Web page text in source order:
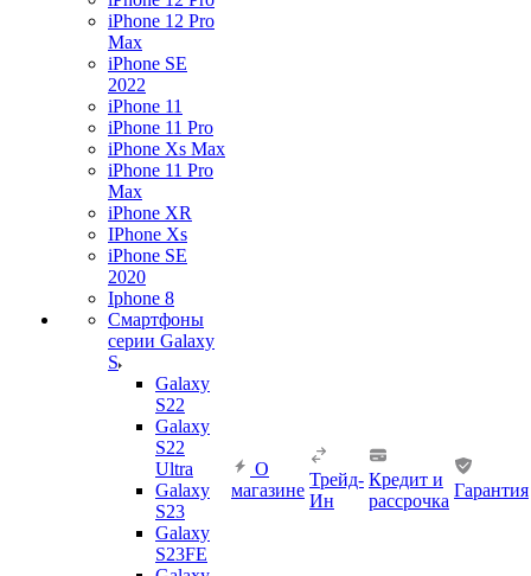
iPhone 12 Pro
Max
iPhone SE
2022
iPhone 11
iPhone 11 Pro
iPhone Xs Max
iPhone 11 Pro
Max
iPhone XR
IPhone Xs
iPhone SE
2020
Iphone 8
Смартфоны
серии Galaxy
S
Galaxy
S22
Galaxy
S22
Ultra
Galaxy
S23
Galaxy
S23FE
О
магазине
Трейд-
Ин
Кредит и
рассрочка
Гарантия